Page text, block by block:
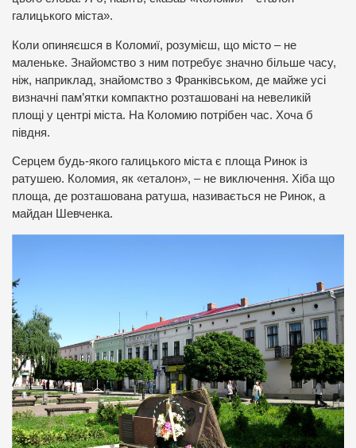
галицького міста».
Коли опиняєшся в Коломиї, розумієш, що місто – не
маленьке. Знайомство з ним потребує значно більше часу,
ніж, наприклад, знайомство з Франківськом, де майже усі
визначні пам’ятки компактно розташовані на невеликій
площі у центрі міста. На Коломию потрібен час. Хоча б
півдня.
Серцем будь-якого галицького міста є площа Ринок із
ратушею. Коломия, як «еталон», – не виключення. Хіба що
площа, де розташована ратуша, називається не Ринок, а
майдан Шевченка.